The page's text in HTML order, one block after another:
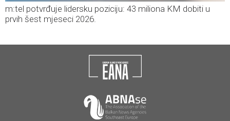
m:tel potvrđuje lidersku poziciju: 43 miliona KM dobiti u
prvih šest mjeseci 2026.